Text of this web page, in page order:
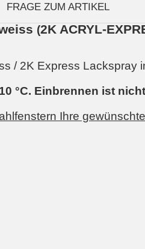
FRAGE ZUM ARTIKEL
(2K ACRYL-
/ 2K Express Lackspray
°C. Einbrennen ist
Ihre